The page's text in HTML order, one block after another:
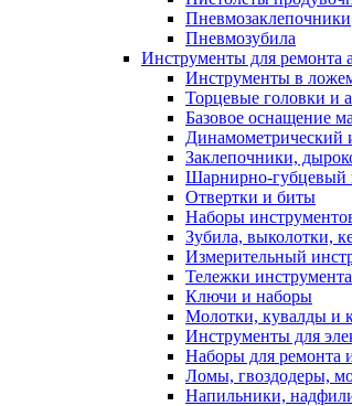
Пневмозаклепочники
Пневмозубила
Инструменты для ремонта
Инструменты в
Торцевые головки и
Базовое оснащение
Динамометрический
Заклепочники,
Шарнирно-губцевый
Отвертки и биты
Наборы
Зубила, выколотки,
Измерительный
Тележки
Ключи и наборы
Молотки, кувалды и
Инструменты для
Наборы для ремонта
Ломы, гвоздодеры,
Напильники,